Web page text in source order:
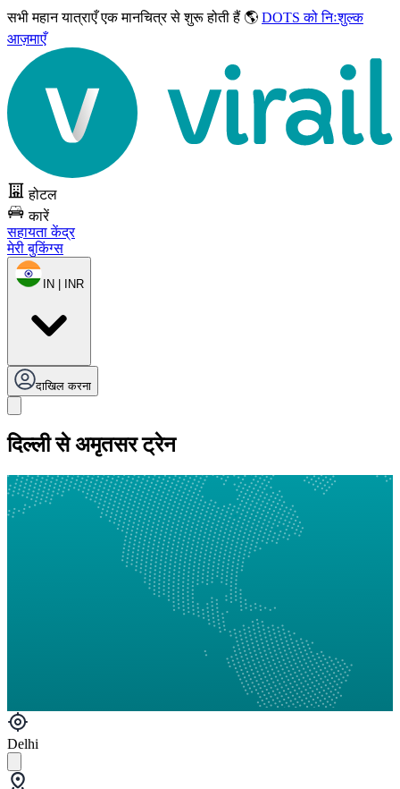
सभी महान यात्राएँएक मानचित्र से शुरू होती हैं 🌎 DOTS को निःशुल्क
आज़माएँ
होटल
कारें
सहायता केंद्र
मेरी बुकिंग्स
IN | INR
दाखिल करना
दिल्ली से अमृतसर ट्रेन
Delhi